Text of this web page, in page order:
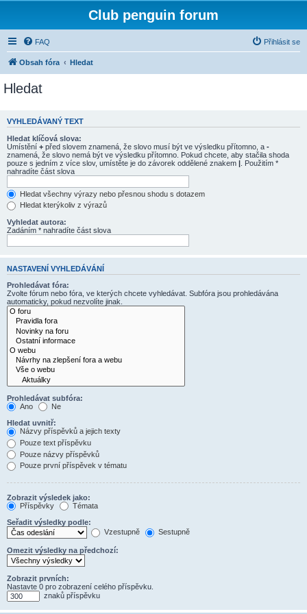
Club penguin forum
FAQ Přihlásit se
Obsah fóra Hledat
Hledat
VYHLEDÁVANÝ TEXT
Hledat klíčová slova:
Umístění + před slovem znamená, že slovo musí být ve výsledku přítomno, a -
znamená, že slovo nemá být ve výsledku přítomno. Pokud chcete, aby stačila shoda
pouze s jedním z více slov, umístěte je do závorek oddělené znakem | . Použitím *
nahradíte část slova
Hledat všechny výrazy nebo přesnou shodu s dotazem
Hledat kterýkoliv z výrazů
Vyhledat autora:
Zadáním * nahradíte část slova
NASTAVENÍ VYHLEDÁVÁNÍ
Prohledávat fóra:
Zvolte fórum nebo fóra, ve kterých chcete vyhledávat. Subfóra jsou prohledávána
automaticky, pokud nezvolíte jinak.
Prohledávat subfóra:
Ano
Ne
Hledat uvnitř:
Názvy příspěvků a jejich texty
Pouze text příspěvku
Pouze názvy příspěvků
Pouze první příspěvek v tématu
Zobrazit výsledek jako:
Příspěvky
Témata
Seřadit výsledky podle:
Vzestupně
Sestupně
Omezit výsledky na předchozí:
Zobrazit prvních:
Nastavte 0 pro zobrazení celého příspěvku.
znaků příspěvku